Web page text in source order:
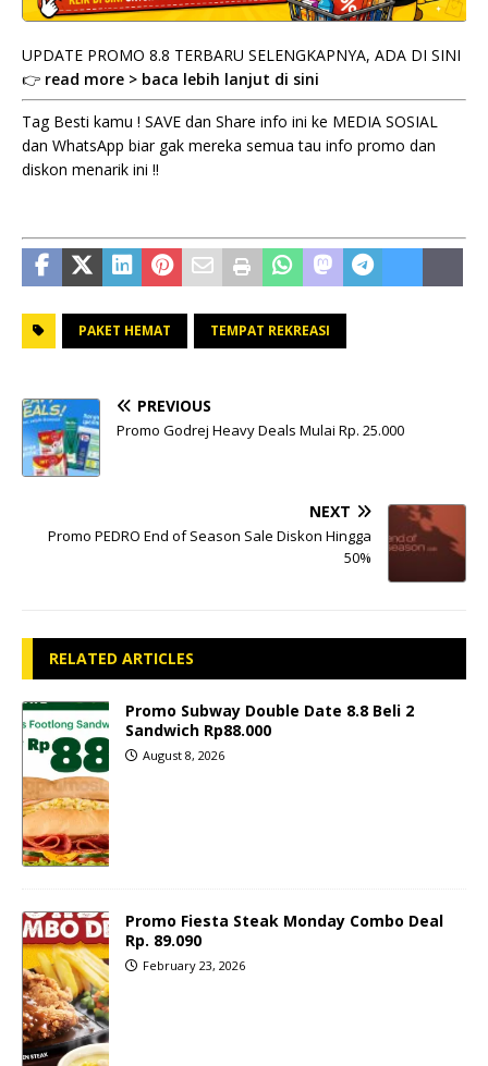
UPDATE PROMO 8.8 TERBARU SELENGKAPNYA, ADA DI SINI
👉 read more > baca lebih lanjut di sini
Tag Besti kamu ! SAVE dan Share info ini ke MEDIA SOSIAL
dan WhatsApp biar gak mereka semua tau info promo dan
diskon menarik ini !!
PAKET HEMAT TEMPAT REKREASI
PREVIOUS
Promo Godrej Heavy Deals Mulai Rp. 25.000
NEXT
Promo PEDRO End of Season Sale Diskon Hingga
50%
RELATED ARTICLES
Promo Subway Double Date 8.8 Beli 2
Sandwich Rp88.000
August 8, 2026
Promo Fiesta Steak Monday Combo Deal
Rp. 89.090
February 23, 2026